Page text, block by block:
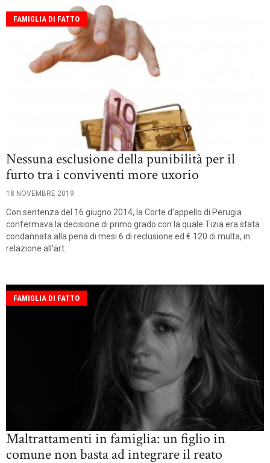
FAMIGLIA DI FATTO
Nessuna esclusione della punibilità per il
furto tra i conviventi more uxorio
18 NOVEMBRE 2019
Con sentenza del 16 giugno 2014, la Corte d’appello di Perugia
confermava la decisione di primo grado con la quale Tizia era stata
condannata alla pena di mesi 6 di reclusione ed € 120 di multa, in
relazione all’art.
FAMIGLIA DI FATTO
Maltrattamenti in famiglia: un figlio in
comune non basta ad integrare il reato